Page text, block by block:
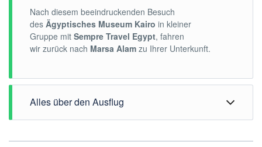
Nach diesem beeindruckenden Besuch
des Ägyptisches Museum Kairo in kleiner
Gruppe mit Sempre Travel Egypt, fahren
wir zurück nach Marsa Alam zu Ihrer Unterkunft.
Alles über den Ausflug